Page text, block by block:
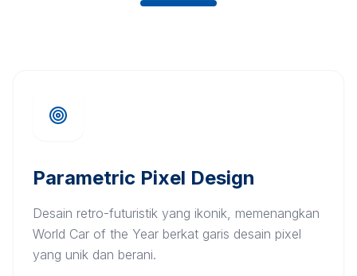
Parametric Pixel Design
Desain retro-futuristik yang ikonik, memenangkan
World Car of the Year berkat garis desain pixel
yang unik dan berani.